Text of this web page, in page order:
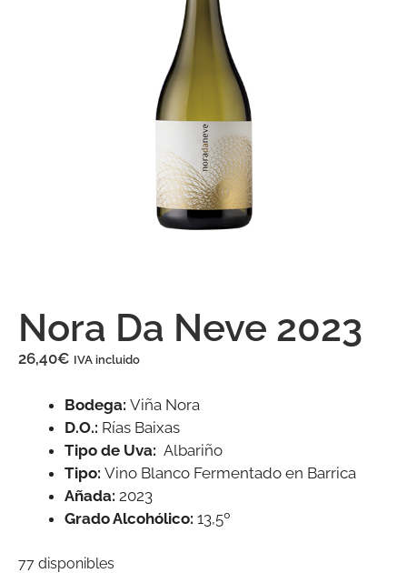
Nora Da Neve 2023
26,40€ IVA incluido
Bodega: Viña Nora
D.O.: Rías Baixas
Tipo de Uva: Albariño
Tipo: Vino Blanco Fermentado en Barrica
Añada: 2023
Grado Alcohólico: 13,5º
77 disponibles